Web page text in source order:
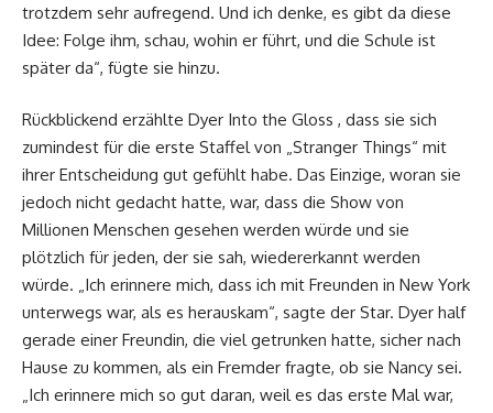
trotzdem sehr aufregend. Und ich denke, es gibt da diese
Idee: Folge ihm, schau, wohin er führt, und die Schule ist
später da“, fügte sie hinzu.
Rückblickend erzählte Dyer Into the Gloss , dass sie sich
zumindest für die erste Staffel von „Stranger Things“ mit
ihrer Entscheidung gut gefühlt habe. Das Einzige, woran sie
jedoch nicht gedacht hatte, war, dass die Show von
Millionen Menschen gesehen werden würde und sie
plötzlich für jeden, der sie sah, wiedererkannt werden
würde. „Ich erinnere mich, dass ich mit Freunden in New York
unterwegs war, als es herauskam“, sagte der Star. Dyer half
gerade einer Freundin, die viel getrunken hatte, sicher nach
Hause zu kommen, als ein Fremder fragte, ob sie Nancy sei.
„Ich erinnere mich so gut daran, weil es das erste Mal war,